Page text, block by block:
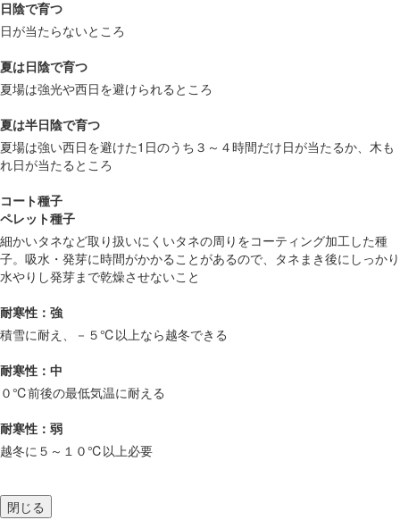
日陰で育つ
日が当たらないところ
夏は日陰で育つ
夏場は強光や西日を避けられるところ
夏は半日陰で育つ
夏場は強い西日を避けた1日のうち３～４時間だけ日が当たるか、木も
れ日が当たるところ
コート種子
ペレット種子
細かいタネなど取り扱いにくいタネの周りをコーティング加工した種
子。吸水・発芽に時間がかかることがあるので、タネまき後にしっかり
水やりし発芽まで乾燥させないこと
耐寒性：強
積雪に耐え、－５℃以上なら越冬できる
耐寒性：中
０℃前後の最低気温に耐える
耐寒性：弱
越冬に５～１０℃以上必要
閉じる